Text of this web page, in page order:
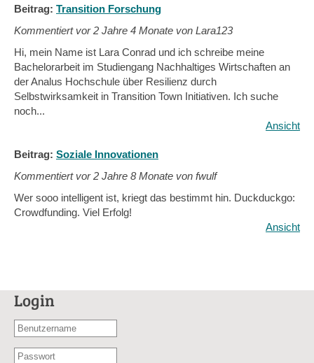
Beitrag: Transition Forschung
Kommentiert vor2 Jahre 4 Monate von Lara123
Hi, mein Name ist Lara Conrad und ich schreibe meine
Bachelorarbeit im Studiengang Nachhaltiges Wirtschaften an
der Analus Hochschule über Resilienz durch
Selbstwirksamkeit in Transition Town Initiativen. Ich suche
noch...
Ansicht
Beitrag: Soziale Innovationen
Kommentiert vor2 Jahre 8 Monate von fwulf
Wer sooo intelligent ist, kriegt das bestimmt hin. Duckduckgo:
Crowdfunding. Viel Erfolg!
Ansicht
Login
Benutzername
E-
Passwort